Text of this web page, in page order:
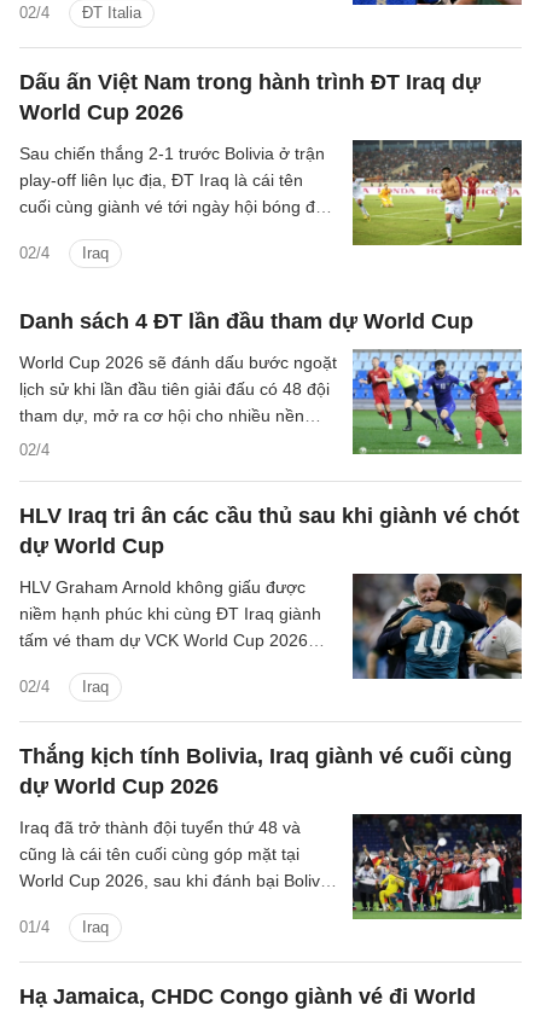
02/4 ĐT Italia
Dấu ấn Việt Nam trong hành trình ĐT Iraq dự
World Cup 2026
02/4 Iraq
Sau chiến thắng 2-1 trước Bolivia ở trận
play-off liên lục địa, ĐT Iraq là cái tên
cuối cùng giành vé tới ngày hội bóng đá
cho hành trình đầy gian nan của đại diện
Danh sách 4 ĐT lần đầu tham dự World Cup
02/4
World Cup 2026 sẽ đánh dấu bước ngoặt
lịch sử khi lần đầu tiên giải đấu có 48 đội
tham dự, mở ra cơ hội cho nhiều nền
bóng đá mới với 4 tân binh.
HLV Iraq tri ân các cầu thủ sau khi giành vé chót
dự World Cup
02/4 Iraq
HLV Graham Arnold không giấu được
niềm hạnh phúc khi cùng ĐT Iraq giành
tấm vé tham dự VCK World Cup 2026
Thắng kịch tính Bolivia, Iraq giành vé cuối cùng
dự World Cup 2026
01/4 Iraq
Iraq đã trở thành đội tuyển thứ 48 và
cũng là cái tên cuối cùng góp mặt tại
World Cup 2026, sau khi đánh bại Bolivia
địa.
Hạ Jamaica, CHDC Congo giành vé đi World